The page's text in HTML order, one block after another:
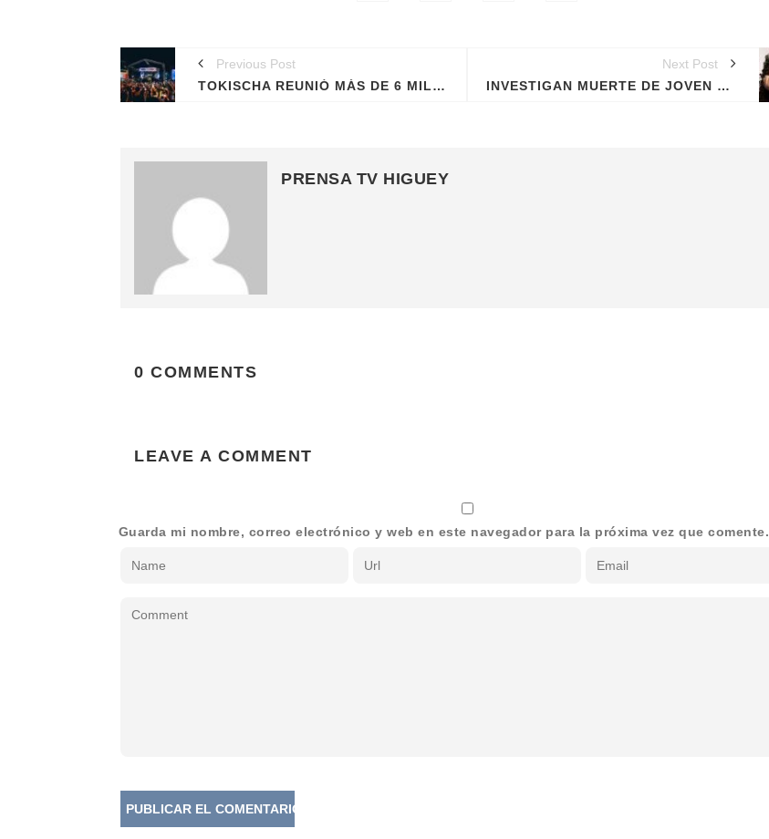
Previous Post
TOKISCHA REUNIÓ MÁS DE 6 MIL PERSONAS EN DE CIERRE DE GIRA EN SAN CARLOS
Next Post
INVESTIGAN MUERTE DE JOVEN HALLADA DEBAJO DEL PUENTE JUAN BOSCH
PRENSA TV HIGUEY
0 COMMENTS
LEAVE A COMMENT
Guarda mi nombre, correo electrónico y web en este navegador para la próxima vez que comente.